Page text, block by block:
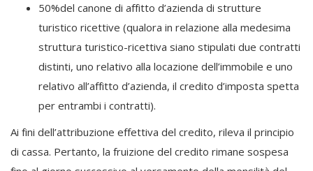
50%del canone di affitto d’azienda di strutture
turistico ricettive (qualora in relazione alla medesima
struttura turistico-ricettiva siano stipulati due contratti
distinti, uno relativo alla locazione dell’immobile e uno
relativo all’affitto d’azienda, il credito d’imposta spetta
per entrambi i contratti).
Ai fini dell’attribuzione effettiva del credito, rileva il principio
di cassa. Pertanto, la fruizione del credito rimane sospesa